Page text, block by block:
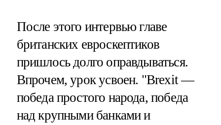
После этого интервью главе
британских евроскептиков
пришлось долго оправдываться.
Впрочем, урок усвоен. "Brexit —
победа простого народа, победа
над крупными банками и